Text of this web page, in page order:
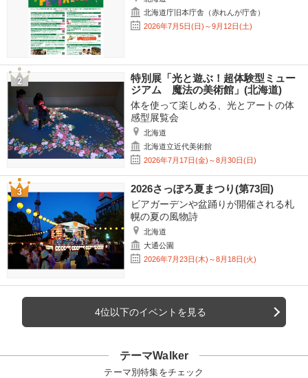
北海道庁旧本庁舎（赤れんが庁舎）
2026年7月5日(日)～9月12日(土)
特別展「光と遊ぶ！超体験型ミュー
ジアム 魔法の美術館」(北海道)
体を使って楽しめる、光とアートの体
感型展覧会
北海道
北海道立近代美術館
2026年7月17日(金)～8月30日(日)
2026さっぽろ夏まつり(第73回)
ビアガーデンや盆踊りが開催される札
幌の夏の風物詩
北海道
大通公園
2026年7月23日(木)～8月18日(火)
4位以下のイベントを見る
テーマWalker
テーマ別特集をチェック